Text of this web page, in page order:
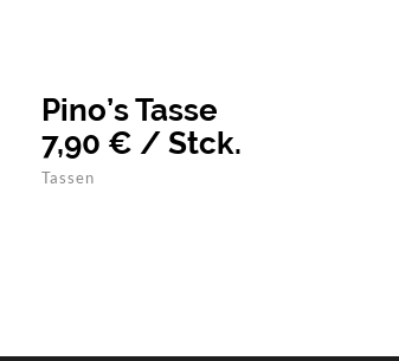
Pino’s Tasse
7,90 € / Stck.
Tassen